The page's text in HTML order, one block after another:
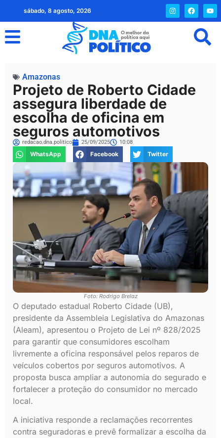
sábado, 8 agosto, 2026
Amazonas
Projeto de Roberto Cidade
assegura liberdade de
escolha de oficina em
seguros automotivos
redacao.dna.politico 25/09/2025 10:08
WhatsApp Facebook Twitter
Foto: Rodrigo Brelaz
O deputado estadual Roberto Cidade (UB),
presidente da Assembleia Legislativa do Amazonas
(Aleam), apresentou o Projeto de Lei nº 828/2025
para garantir que consumidores escolham
livremente a oficina responsável pelos reparos de
veículos cobertos por seguros automotivos. A
proposta busca ampliar a autonomia do segurado e
fortalecer a proteção do consumidor no mercado
local.
A iniciativa responde a reclamações recorrentes
contra seguradoras e prevê formalizar a escolha da